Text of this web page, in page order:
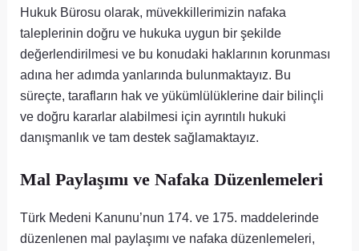
Hukuk Bürosu olarak, müvekkillerimizin nafaka
taleplerinin doğru ve hukuka uygun bir şekilde
değerlendirilmesi ve bu konudaki haklarının korunması
adına her adımda yanlarında bulunmaktayız. Bu
süreçte, tarafların hak ve yükümlülüklerine dair bilinçli
ve doğru kararlar alabilmesi için ayrıntılı hukuki
danışmanlık ve tam destek sağlamaktayız.
Mal Paylaşımı ve Nafaka Düzenlemeleri
Türk Medeni Kanunu’nun 174. ve 175. maddelerinde
düzenlenen mal paylaşımı ve nafaka düzenlemeleri,